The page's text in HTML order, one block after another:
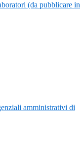
(da pubblicare in
amministrativi di